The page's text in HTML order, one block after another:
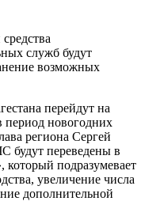
служб будут
возможных
перейдут на
новогодних
региона Сергей
будут переведены в
подразумевает
увеличение числа
дополнительной